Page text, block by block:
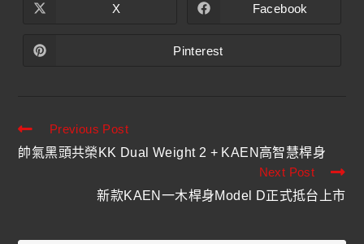
X Facebook
Pinterest
Previous Post
帥氣黑頭共榮KK Dual Weight 2 + KAEN高智慧桿身
Next Post
新款KAEN一木桿身Model D正式抵台上市